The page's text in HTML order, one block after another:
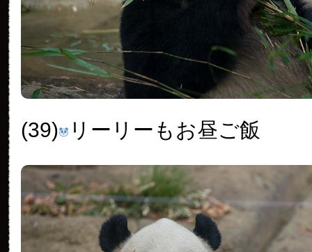
(39) リーリーもお昼ご飯